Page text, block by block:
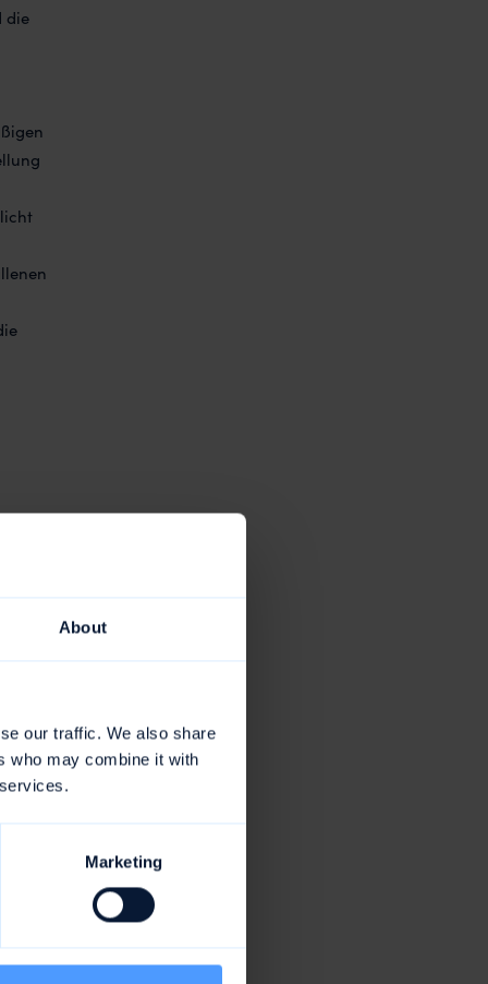
About
our traffic. We also share
who may combine it with
Marketing
die
bei